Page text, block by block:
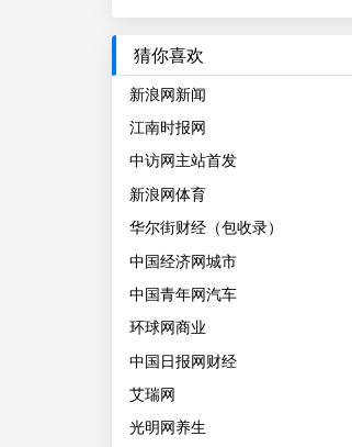
猜你喜欢
新浪网新闻
江南时报网
中访网主站首发
新浪网体育
华尔街财经（包收录）
中国经济网城市
中国青年网汽车
环球网商业
中国日报网财经
艾瑞网
光明网养生